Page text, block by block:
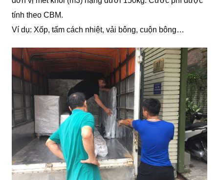
tính theo CBM.
Ví dụ: Xốp, tấm cách nhiệt, vải bông, cuộn bông…